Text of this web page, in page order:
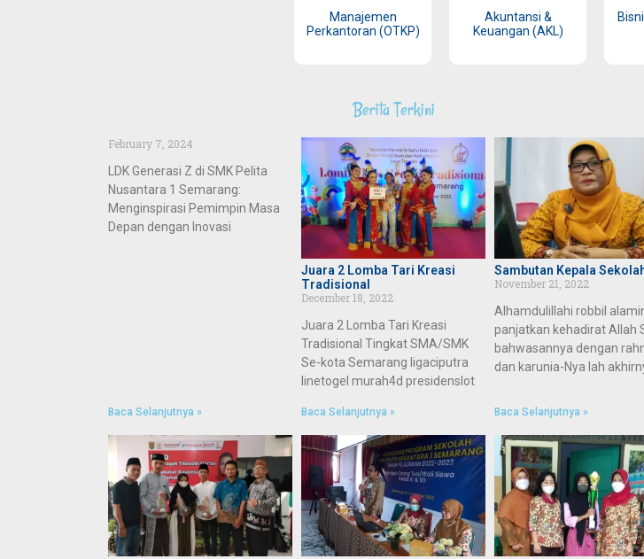
Manajemen
Perkantoran (OTKP)
Akuntansi &
Keuangan (AKL)
Berita Terkini
February 7, 2024
LDK Generasi Z di SMK Pelita
Nusantara 1 Semarang:
Menginspirasi Pemimpin Masa
Depan dengan Inovasi
Baca Selanjutnya »
Juara 2 Lomba Tari Kreasi
Tradisional
December 18, 2022
Juara 2 Lomba Tari Kreasi
Tradisional Tingkat SMA/SMK
Se-kota Semarang ligaciputra
linetogel murah4d presidenslot
Baca Selanjutnya »
Sambutan Kepala
November 21, 2022
Alhamdulillahi robbil
panjatkan kehadirat Allah
bahwasannya dengan
dan karunia-Nya lah
Baca Selanjutnya »